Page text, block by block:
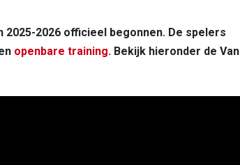
2026 officieel begonnen. De spelers
openbare training. Bekijk hieronder de Van